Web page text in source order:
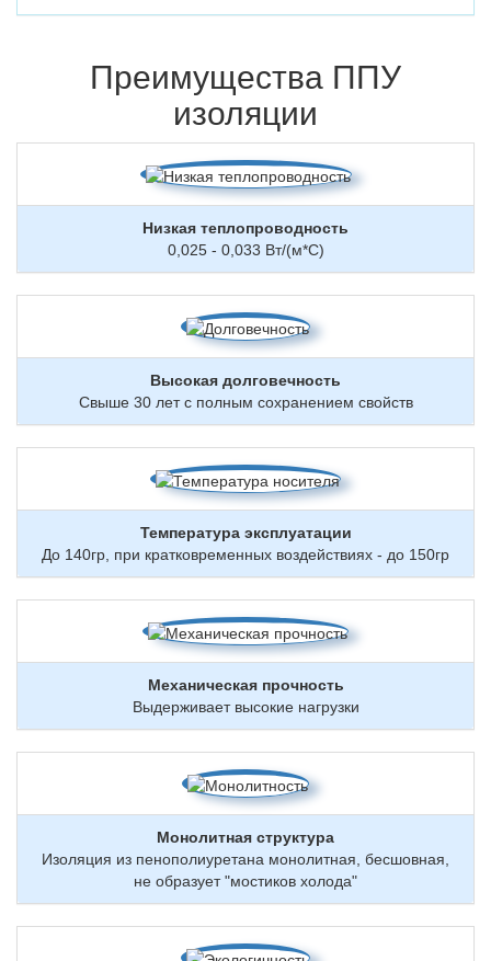
Преимущества ППУ
изоляции
Низкая теплопроводность
0,025 - 0,033 Вт/(м*С)
Высокая долговечность
Свыше 30 лет с полным сохранением свойств
Температура эксплуатации
До 140гр, при кратковременных воздействиях - до 150гр
Механическая прочность
Выдерживает высокие нагрузки
Монолитная структура
Изоляция из пенополиуретана монолитная, бесшовная,
не образует "мостиков холода"